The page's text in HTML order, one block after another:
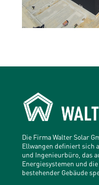
Die Firma Walter Solar
Ellwangen definiert sich
und Ingenieurbüro, das
Energiesystemen und
bestehender Gebäude